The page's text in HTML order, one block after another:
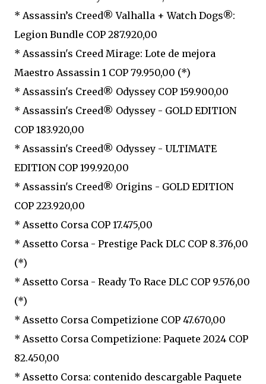
* Assassin’s Creed® Valhalla + Watch Dogs®:
Legion Bundle COP 287.920,00
* Assassin's Creed Mirage: Lote de mejora
Maestro Assassin 1 COP 79.950,00 (*)
* Assassin's Creed® Odyssey COP 159.900,00
* Assassin's Creed® Odyssey - GOLD EDITION
COP 183.920,00
* Assassin's Creed® Odyssey - ULTIMATE
EDITION COP 199.920,00
* Assassin's Creed® Origins - GOLD EDITION
COP 223.920,00
* Assetto Corsa COP 17.475,00
* Assetto Corsa - Prestige Pack DLC COP 8.376,00
(*)
* Assetto Corsa - Ready To Race DLC COP 9.576,00
(*)
* Assetto Corsa Competizione COP 47.670,00
* Assetto Corsa Competizione: Paquete 2024 COP
82.450,00
* Assetto Corsa: contenido descargable Paquete